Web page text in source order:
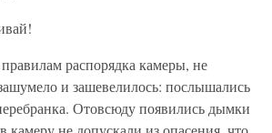
распорядка камеры, не
и зашевелилось: послышались
Отовсюду появились дымки